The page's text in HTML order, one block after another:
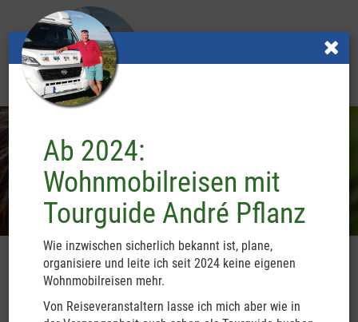
Ab 2024:
Wohnmobilreisen mit
Tourguide André Pflanz
Wie inzwischen sicherlich bekannt ist, plane,
organisiere und leite ich seit 2024 keine eigenen
Wohnmobilreisen mehr.
Von Reiseveranstaltern lasse ich mich aber wie in
Previous
Ihre Vorteile
bei meinen begleiteten Reisen
Neues
und Aktuelles